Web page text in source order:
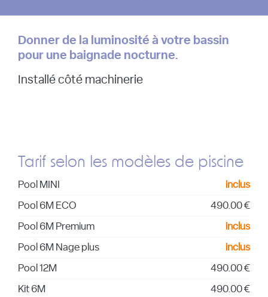
Donner de la luminosité à votre bassin
pour une baignade nocturne.
Installé côté machinerie
Tarif selon les modèles de piscine
Pool MINI inclus
Pool 6M ECO 490.00 €
Pool 6M Premium inclus
Pool 6M Nage plus inclus
Pool 12M 490.00 €
Kit 6M 490.00 €